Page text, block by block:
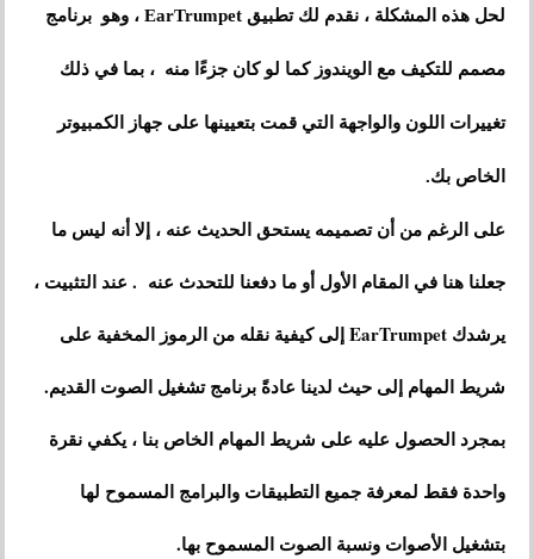
لحل هذه المشكلة ، نقدم لك تطبيق EarTrumpet ، وهو برنامج
مصمم للتكيف مع الويندوز كما لو كان جزءًا منه ، بما في ذلك
تغييرات اللون والواجهة التي قمت بتعيينها على جهاز الكمبيوتر
الخاص بك.
على الرغم من أن تصميمه يستحق الحديث عنه ، إلا أنه ليس ما
جعلنا هنا في المقام الأول أو ما دفعنا للتحدث عنه . عند التثبيت ،
يرشدك EarTrumpet إلى كيفية نقله من الرموز المخفية على
شريط المهام إلى حيث لدينا عادةً برنامج تشغيل الصوت القديم.
بمجرد الحصول عليه على شريط المهام الخاص بنا ، يكفي نقرة
واحدة فقط لمعرفة جميع التطبيقات والبرامج المسموح لها
بتشغيل الأصوات ونسبة الصوت المسموح بها.